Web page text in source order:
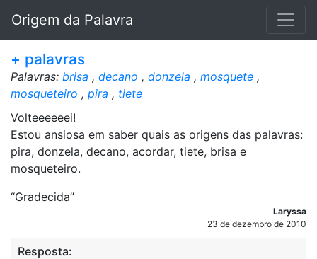
Origem da Palavra
+ palavras
Palavras: brisa , decano , donzela , mosquete ,
mosqueteiro , pira , tiete
Volteeeeeei!
Estou ansiosa em saber quais as origens das palavras:
pira, donzela, decano, acordar, tiete, brisa e
mosqueteiro.
“Gradecida”
Laryssa
23 de dezembro de 2010
Resposta: